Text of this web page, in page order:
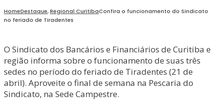
HomeDestaque,Regional CuritibaConfira o funcionamento do Sindicato
no feriado de Tiradentes
O Sindicato dos Bancários e Financiários de Curitiba e
região informa sobre o funcionamento de suas três
sedes no período do feriado de Tiradentes (21 de
abril). Aproveite o final de semana na Pescaria do
Sindicato, na Sede Campestre.